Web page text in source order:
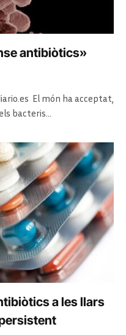
antibiòtics»
El món ha acceptat,
bacteris…
a les llars